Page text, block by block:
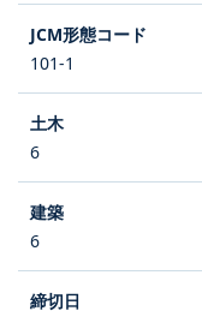
101-1
6
6